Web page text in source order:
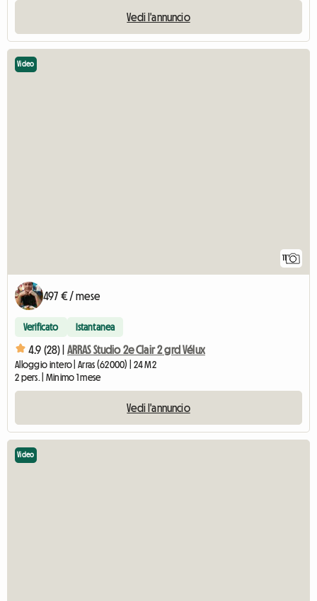
Vedi l'annuncio
11
Video
497 € / mese
Verificato Istantanea
4.9 (28) | ARRAS Studio 2e Clair 2 grd Vélux
Alloggio intero | Arras (62000) | 24 M2
2 pers. | Minimo 1 mese
Vedi l'annuncio
Video